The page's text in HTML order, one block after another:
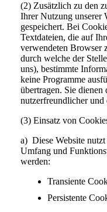
(2) Zusätzlich zu den
Ihrer Nutzung unserer
gespeichert. Bei
Textdateien, die auf
verwendeten Browser
durch welche der
uns), bestimmte
keine Programme
übertragen. Sie dienen
nutzerfreundlicher
(3) Einsatz von
a) Diese Website
Umfang und
werden:
Transiente
Persistente